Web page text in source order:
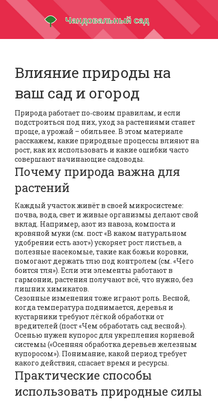
Влияние природы на
ваш сад и огород
Природа работает по‑своим правилам, и если
подстроиться под них, уход за растениями станет
проще, а урожай – обильнее. В этом материале
расскажем, какие природные процессы влияют на
рост, как их использовать и какие ошибки часто
совершают начинающие садоводы.
Почему природа важна для
растений
Каждый участок живёт в своей микросистеме:
почва, вода, свет и живые организмы делают свой
вклад. Например, азот из навоза, компоста и
кровяной муки (см. пост «В каком натуральном
удобрении есть азот») ускоряет рост листьев, а
полезные насекомые, такие как божьи коровки,
помогают держать тлю под контролем (см. «Чего
боится тля»). Если эти элементы работают в
гармонии, растения получают всё, что нужно, без
лишних химикатов.
Сезонные изменения тоже играют роль. Весной,
когда температура поднимается, деревья и
кустарники требуют лёгкой обработки от
вредителей (пост «Чем обработать сад весной»).
Осенью нужен купорос для укрепления корневой
системы («Осенняя обработка деревьев железным
купоросом»). Понимание, какой период требует
какого действия, спасает время и ресурсы.
Практические способы
использовать природные силы